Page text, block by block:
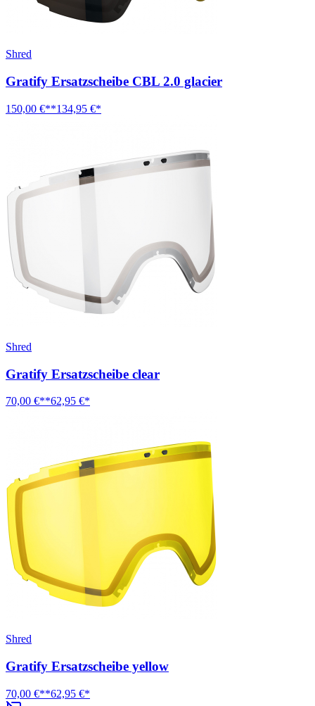
Shred
Gratify Ersatzscheibe CBL 2.0 glacier
150,00 €**134,95 €*
Shred
Gratify Ersatzscheibe clear
70,00 €**62,95 €*
Shred
Gratify Ersatzscheibe yellow
70,00 €**62,95 €*